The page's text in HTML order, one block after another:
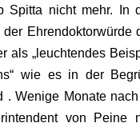
Spitta nicht mehr. In
Ehrendoktorwürde
als „leuchtendes
wie es in der
. Wenige Monate
von Peine